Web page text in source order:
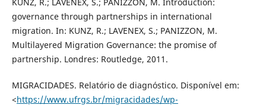
governance through partnerships in international
migration. In: KUNZ, R.; LAVENEX, S.; PANIZZON, M.
Multilayered Migration Governance: the promise of
partnership. Londres: Routledge, 2011.
MIGRACIDADES. Relatório de diagnóstico. Disponível em:
<https://www.ufrgs.br/migracidades/wp-